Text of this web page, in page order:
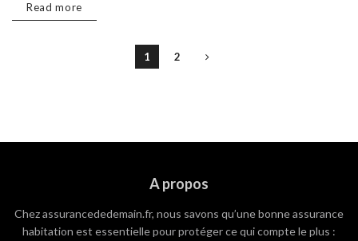
Read more
1 2
A propos
Chez assurancededemain.fr, nous savons qu’une bonne assurance
habitation est essentielle pour protéger ce qui compte le plus :